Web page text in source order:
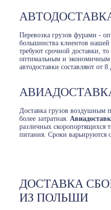
Перевозка грузов фурами -
большинства клиентов
требуют срочной доставки, то
оптимальным и экономичным
автодоставки составляют от
Доставка грузов воздушным
более затратная.
различных скоропортящихся
питания. Сроки варьируются
ДОСТАВКА
ИЗ ПОЛЬШИ